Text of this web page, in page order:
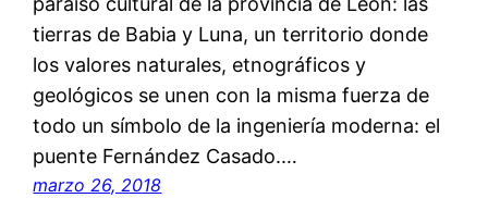
tierras de Babia y Luna, un territorio donde
los valores naturales, etnográficos y
geológicos se unen con la misma fuerza de
todo un símbolo de la ingeniería moderna: el
puente Fernández Casado.…
marzo 26, 2018